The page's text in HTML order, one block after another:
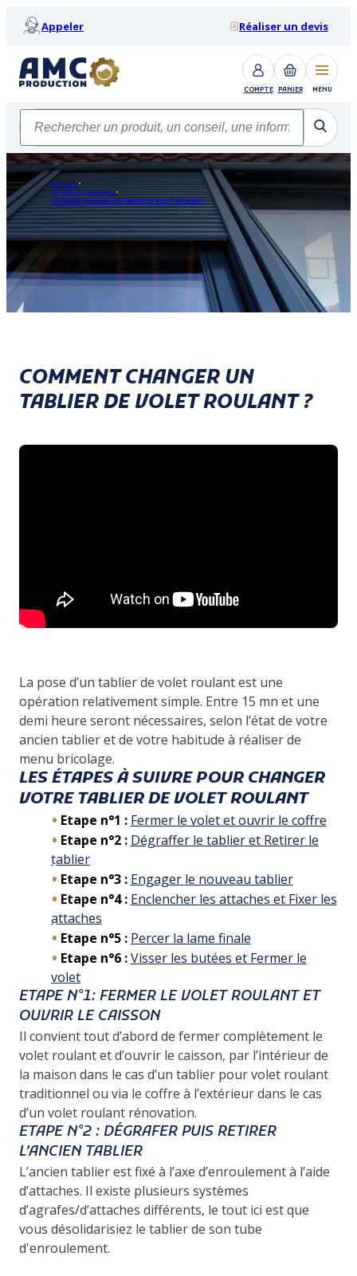
Appeler Réaliser un devis
COMPTE PANIER MENU
ACCUEIL
GUIDES & CONSEILS
COMMENT CHANGER UN TABLIER DE VOLET ROULANT ?
COMMENT CHANGER UN
TABLIER DE VOLET ROULANT ?
La pose d’un tablier de volet roulant est une
opération relativement simple. Entre 15 mn et une
demi heure seront nécessaires, selon l’état de votre
ancien tablier et de votre habitude à réaliser de
menu bricolage.
LES ÉTAPES À SUIVRE POUR CHANGER
VOTRE TABLIER DE VOLET ROULANT
Etape n°1 : Fermer le volet et ouvrir le coffre
Etape n°2 : Dégraffer le tablier et Retirer le
tablier
Etape n°3 : Engager le nouveau tablier
Etape n°4 : Enclencher les attaches et Fixer les
attaches
Etape n°5 : Percer la lame finale
Etape n°6 :Visser les butées et Fermer le
volet
ETAPE N°1: FERMER LE VOLET ROULANT ET
OUVRIR LE CAISSON
Il convient tout d’abord de fermer complètement le
volet roulant et d’ouvrir le caisson, par l’intérieur de
la maison dans le cas d’un tablier pour volet roulant
traditionnel ou via le coffre à l’extérieur dans le cas
d’un volet roulant rénovation.
ETAPE N°2 : DÉGRAFER PUIS RETIRER
L’ANCIEN TABLIER
L’ancien tablier est fixé à l’axe d’enroulement à l’aide
d’attaches. Il existe plusieurs systèmes
d’agrafes/d’attaches différents, le tout ici est que
vous désolidarisiez le tablier de son tube
d'enroulement.